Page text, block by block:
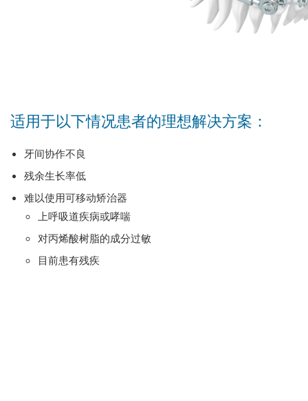
适用于以下情况患者的理想解决方案：
牙间协作不良
残余生长率低
难以使用可移动矫治器
上呼吸道疾病或哮喘
对丙烯酸树脂的成分过敏
目前患有残疾